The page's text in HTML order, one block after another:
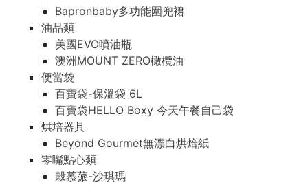
Bapronbaby多功能圍兜裙
油品類
美國EVO噴油瓶
澳洲MOUNT ZERO橄欖油
便當袋
百寶袋-保溫袋 6L
百寶袋HELLO Boxy 今天午餐自己袋
烘培器具
Beyond Gourmet無漂白烘焙紙
零嘴點心類
穀慕蒎-沙琪瑪